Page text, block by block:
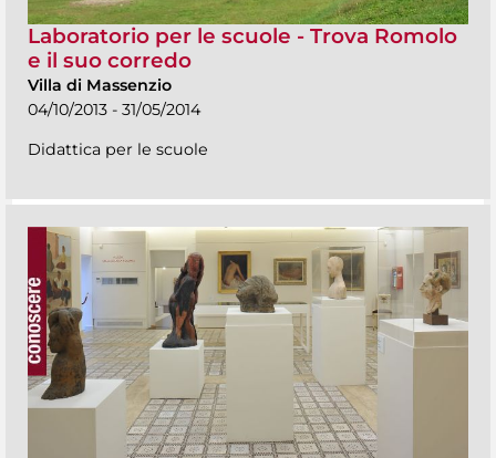
Laboratorio per le scuole - Trova Romolo
e il suo corredo
Villa di Massenzio
04/10/2013 - 31/05/2014
Didattica per le scuole